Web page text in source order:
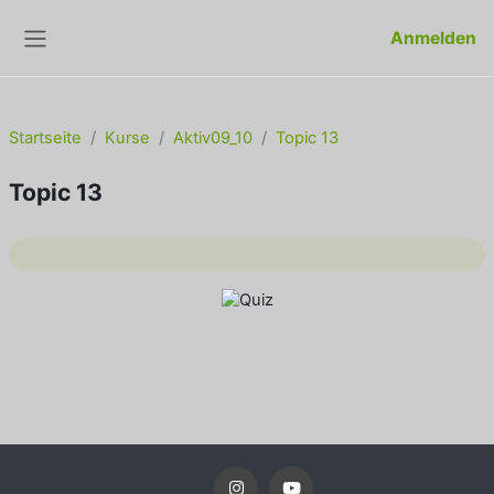
Anmelden
Startseite Kurse Aktiv09_10 Topic 13
Topic 13